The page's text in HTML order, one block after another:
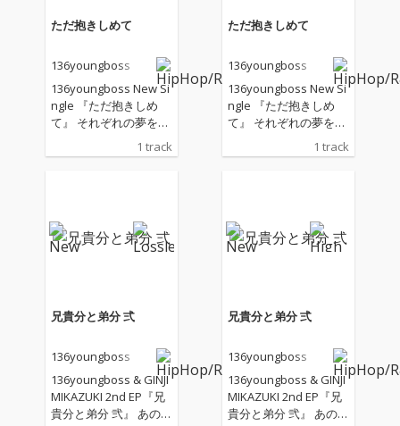
ただ抱きしめて
136youngboss
136youngboss New Si
ngle 『ただ抱きしめ
て』 それぞれの夢を追
いかける中で、 会いた
くても会えない二人。
ていく心の距離。 82億
通りの人生で出会った
なラブソング。
1 track
ただ抱きしめて
136youngboss
136youngboss New Si
ngle 『ただ抱きしめ
て』 それぞれの夢を追
いかける中で、 会いた
くても会えない二人。
ていく心の距離。 82億
通りの人生で出会った
なラブソング。
1 track
兄貴分と弟分 弍
136youngboss
136youngboss & GINJI
MIKAZUKI 2nd EP『兄
貴分と弟分 弐』 あの凸
兄貴分と弟分 弍
136youngboss
136youngboss & GINJI
MIKAZUKI 2nd EP『兄
貴分と弟分 弐』 あの凸